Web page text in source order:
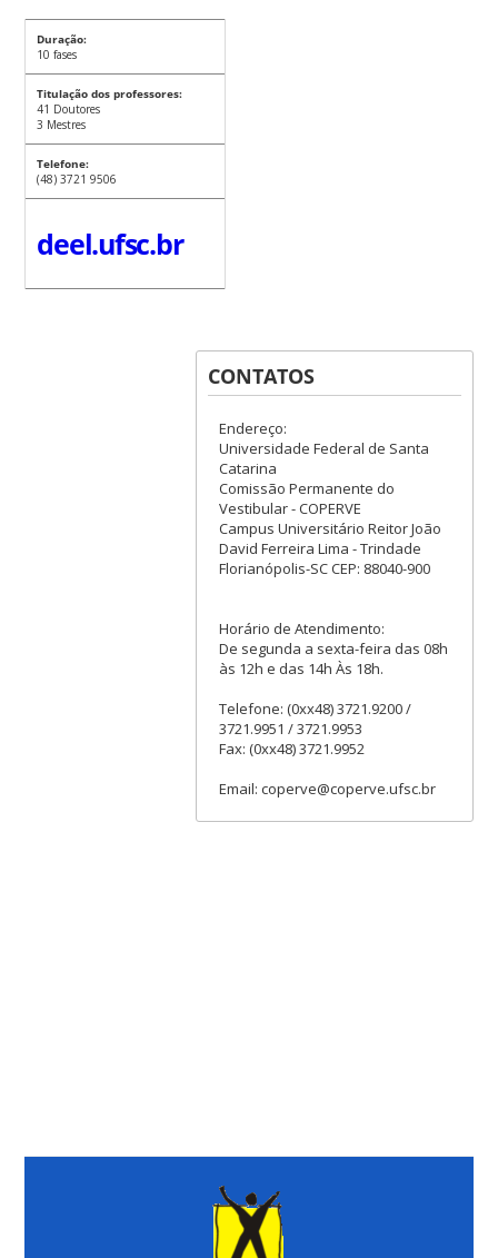
Duração:
10 fases
Titulação dos professores:
41 Doutores
3 Mestres
Telefone:
(48) 3721 9506
deel.ufsc.br
CONTATOS
Endereço:
Universidade Federal de Santa
Catarina
Comissão Permanente do
Vestibular - COPERVE
Campus Universitário Reitor João
David Ferreira Lima - Trindade
Florianópolis-SC CEP: 88040-900
Horário de Atendimento:
De segunda a sexta-feira das 08h
às 12h e das 14h Às 18h.
Telefone: (0xx48) 3721.9200 /
3721.9951 / 3721.9953
Fax: (0xx48) 3721.9952
Email: coperve@coperve.ufsc.br